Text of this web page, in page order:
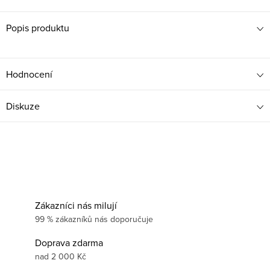
Popis produktu
Hodnocení
Diskuze
Zákazníci nás milují
99 % zákazníků nás doporučuje
Doprava zdarma
nad 2 000 Kč